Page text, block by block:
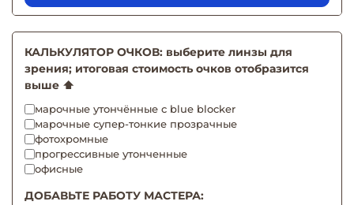
КАЛЬКУЛЯТОР ОЧКОВ: выберите линзы для
зрения; итоговая стоимость очков отобразится
выше ⬆️
марочные утончённые с blue blocker
марочные супер-тонкие прозрачные
фотохромные
прогрессивные утонченные
офисные
ДОБАВЬТЕ РАБОТУ МАСТЕРА: